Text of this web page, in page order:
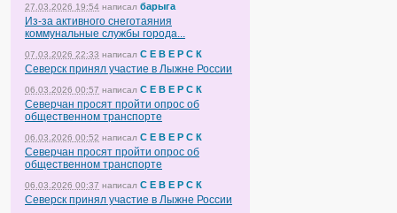
27.03.2026 19:54 написал барыга
Из-за активного снеготаяния
коммунальные службы города...
07.03.2026 22:33 написал С Е В Е Р С К
Северск принял участие в Лыжне России
06.03.2026 00:57 написал С Е В Е Р С К
Северчан просят пройти опрос об
общественном транспорте
06.03.2026 00:52 написал С Е В Е Р С К
Северчан просят пройти опрос об
общественном транспорте
06.03.2026 00:37 написал С Е В Е Р С К
Северск принял участие в Лыжне России